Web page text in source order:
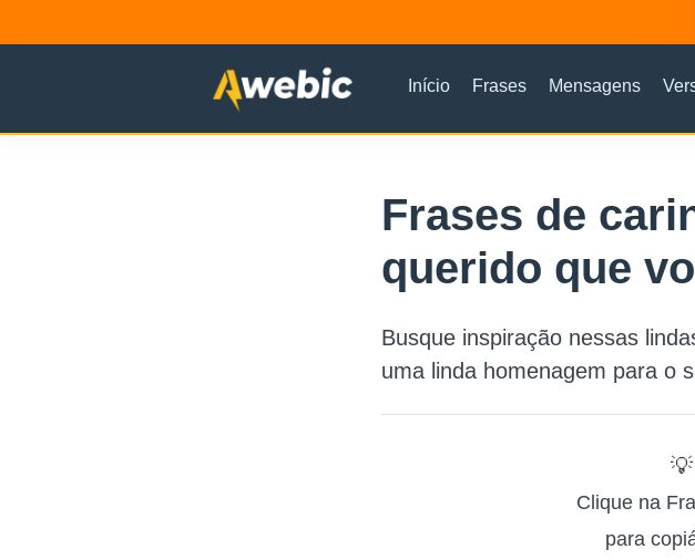
Início Frases Mensagens
Frases de
querido que
Busque inspiração nessas
uma linda homenagem para o
Clique na
para